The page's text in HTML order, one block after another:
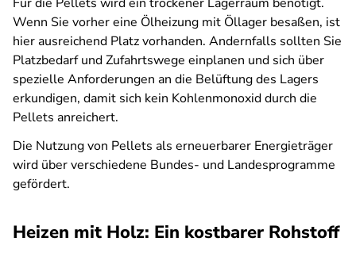
Wenn Sie vorher eine Ölheizung mit Öllager besaßen, ist
hier ausreichend Platz vorhanden. Andernfalls sollten Sie
Platzbedarf und Zufahrtswege einplanen und sich über
spezielle Anforderungen an die Belüftung des Lagers
erkundigen, damit sich kein Kohlenmonoxid durch die
Pellets anreichert.
Die Nutzung von Pellets als erneuerbarer Energieträger
wird über verschiedene Bundes- und Landesprogramme
gefördert.
Heizen mit Holz: Ein kostbarer Rohstoff